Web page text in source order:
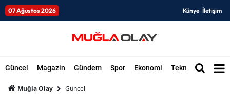
07 Ağustos 2026 Künye İletişim
Güncel Magazin Gündem Spor Ekonomi Teknoloji Dünya
Muğla Olay Güncel